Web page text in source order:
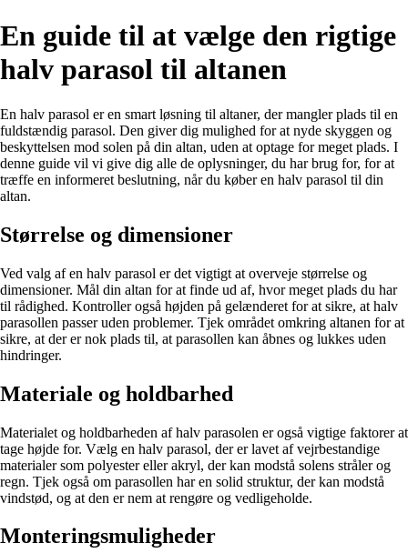
En guide til at vælge den rigtige
halv parasol til altanen
En halv parasol er en smart løsning til altaner, der mangler plads til en
fuldstændig parasol. Den giver dig mulighed for at nyde skyggen og
beskyttelsen mod solen på din altan, uden at optage for meget plads. I
denne guide vil vi give dig alle de oplysninger, du har brug for, for at
træffe en informeret beslutning, når du køber en halv parasol til din
altan.
Størrelse og dimensioner
Ved valg af en halv parasol er det vigtigt at overveje størrelse og
dimensioner. Mål din altan for at finde ud af, hvor meget plads du har
til rådighed. Kontroller også højden på gelænderet for at sikre, at halv
parasollen passer uden problemer. Tjek området omkring altanen for at
sikre, at der er nok plads til, at parasollen kan åbnes og lukkes uden
hindringer.
Materiale og holdbarhed
Materialet og holdbarheden af halv parasolen er også vigtige faktorer at
tage højde for. Vælg en halv parasol, der er lavet af vejrbestandige
materialer som polyester eller akryl, der kan modstå solens stråler og
regn. Tjek også om parasollen har en solid struktur, der kan modstå
vindstød, og at den er nem at rengøre og vedligeholde.
Monteringsmuligheder